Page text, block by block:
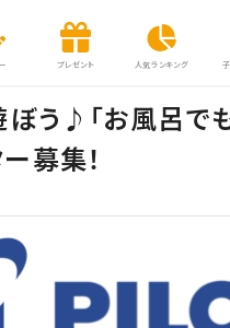
プレゼント 人気ランキング
ぼう♪「お風呂で
募集！